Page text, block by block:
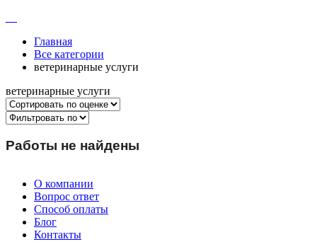
Главная
Все категории
ветеринарные услуги
ветеринарные услуги
Работы не найдены
О компании
Вопрос ответ
Способ оплаты
Блог
Контакты